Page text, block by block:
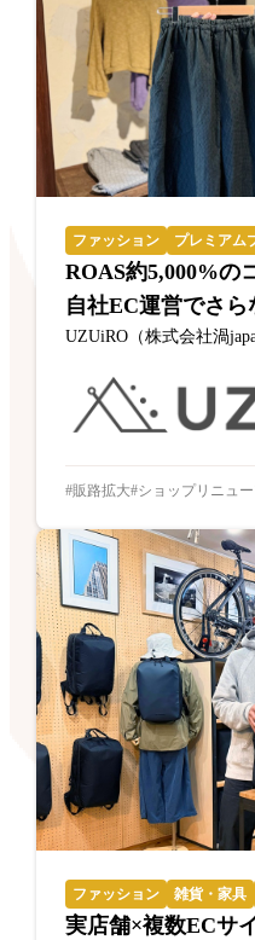
ファッション プレミアム
ROAS約5,000%の
自社EC運営でさ
UZUiRO（株式会社渦
販路拡大 ショップリニュ
ファッション 雑貨・家具
実店舗×複数ECサ